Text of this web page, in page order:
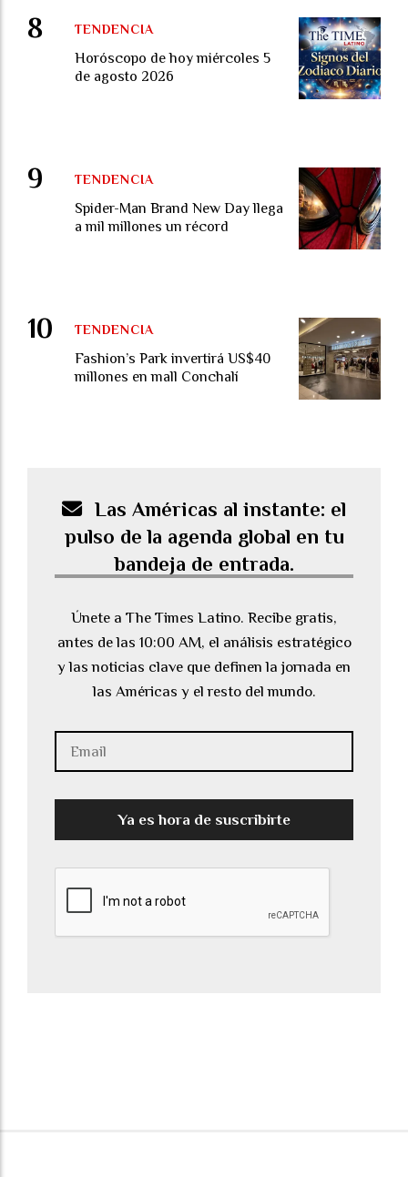
Horóscopo de hoy miércoles 5
de agosto 2026
TENDENCIA
Spider-Man Brand New Day llega
a mil millones un récord
TENDENCIA
Fashion’s Park invertirá US$40
millones en mall Conchalí
TENDENCIA
Las Américas al instante: el
pulso de la agenda global en tu
bandeja de entrada.
Únete a The Times Latino. Recibe gratis,
antes de las 10:00 AM, el análisis estratégico
y las noticias clave que definen la jornada en
las Américas y el resto del mundo.
Ya es hora de suscribirte